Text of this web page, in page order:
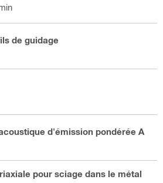
de guidage
d'émission pondérée A
pour sciage dans le métal